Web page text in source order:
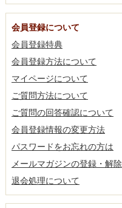
会員登録について
会員登録特典
会員登録方法について
マイページについて
ご質問方法について
ご質問の回答確認について
会員登録情報の変更方法
パスワードをお忘れの方は
メールマガジンの登録・解除
退会処理について